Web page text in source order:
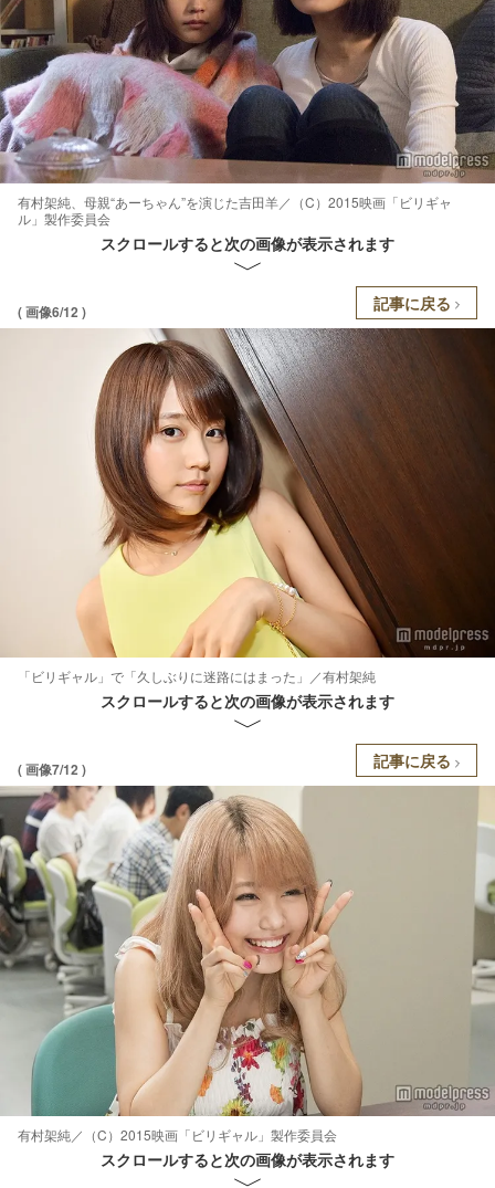
有村架純、母親“あーちゃん”を演じた吉田羊／（C）2015映画「ビリギャ
ル」製作委員会
スクロールすると次の画像が表示されます
( 画像6/12 ) 記事に戻る
「ビリギャル」で「久しぶりに迷路にはまった」／有村架純
スクロールすると次の画像が表示されます
( 画像7/12 ) 記事に戻る
有村架純／（C）2015映画「ビリギャル」製作委員会
スクロールすると次の画像が表示されます